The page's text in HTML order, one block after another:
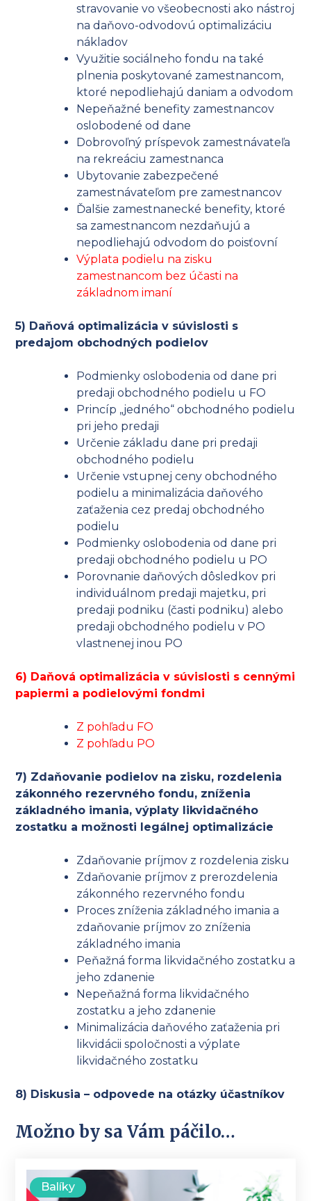
stravovanie vo všeobecnosti ako nástroj
na daňovo-odvodovú optimalizáciu
nákladov
Využitie sociálneho fondu na také
plnenia poskytované zamestnancom,
ktoré nepodliehajú daniam a odvodom
Nepeňažné benefity zamestnancov
oslobodené od dane
Dobrovoľný príspevok zamestnávateľa
na rekreáciu zamestnanca
Ubytovanie zabezpečené
zamestnávateľom pre zamestnancov
Ďalšie zamestnanecké benefity, ktoré
sa zamestnancom nezdaňujú a
nepodliehajú odvodom do poisťovní
Výplata podielu na zisku
zamestnancom bez účasti na
základnom imaní
5) Daňová optimalizácia v súvislosti s
predajom obchodných podielov
Podmienky oslobodenia od dane pri
predaji obchodného podielu u FO
Princíp „jedného“ obchodného podielu
pri jeho predaji
Určenie základu dane pri predaji
obchodného podielu
Určenie vstupnej ceny obchodného
podielu a minimalizácia daňového
zaťaženia cez predaj obchodného
podielu
Podmienky oslobodenia od dane pri
predaji obchodného podielu u PO
Porovnanie daňových dôsledkov pri
individuálnom predaji majetku, pri
predaji podniku (časti podniku) alebo
predaji obchodného podielu v PO
vlastnenej inou PO
6) Daňová optimalizácia v súvislosti s cennými
papiermi a podielovými fondmi
Z pohľadu FO
Z pohľadu PO
7) Zdaňovanie podielov na zisku, rozdelenia
zákonného rezervného fondu, zníženia
základného imania, výplaty likvidačného
zostatku a možnosti legálnej optimalizácie
Zdaňovanie príjmov z rozdelenia zisku
Zdaňovanie príjmov z prerozdelenia
zákonného rezervného fondu
Proces zníženia základného imania a
zdaňovanie príjmov zo zníženia
základného imania
Peňažná forma likvidačného zostatku a
jeho zdanenie
Nepeňažná forma likvidačného
zostatku a jeho zdanenie
Minimalizácia daňového zaťaženia pri
likvidácii spoločnosti a výplate
likvidačného zostatku
8) Diskusia – odpovede na otázky účastníkov
Možno by sa Vám páčilo…
Balíky